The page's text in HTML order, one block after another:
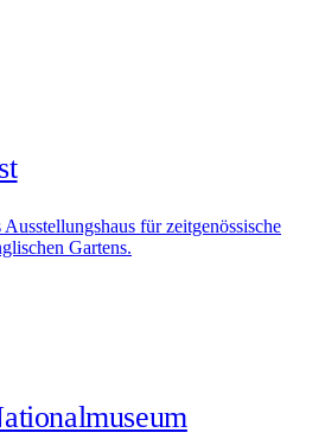
für zeitgenössische
Gartens.